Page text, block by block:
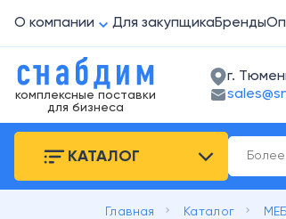
О компании Для закупщикаБренды
комплексные поставки
для бизнеса
г.
КАТАЛОГ
Главная keyboard_arrow_right Каталог keyboard_arrow_right